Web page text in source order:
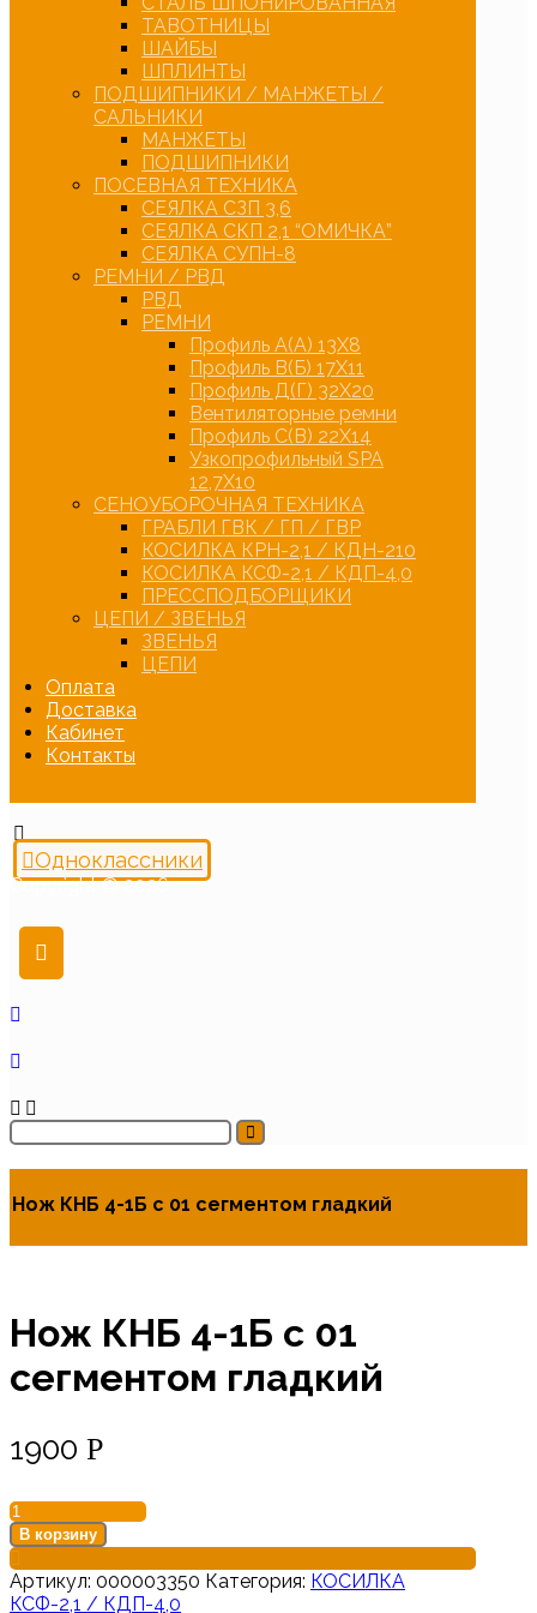
ТАВОТНИЦЫ
ШАЙБЫ
ШПЛИНТЫ
ПОДШИПНИКИ / МАНЖЕТЫ /
САЛЬНИКИ
МАНЖЕТЫ
ПОДШИПНИКИ
ПОСЕВНАЯ ТЕХНИКА
СЕЯЛКА СЗП 3,6
СЕЯЛКА СКП 2,1 “ОМИЧКА”
СЕЯЛКА СУПН-8
РЕМНИ / РВД
РВД
РЕМНИ
Профиль А(А) 13Х8
Профиль В(Б) 17Х11
Профиль Д(Г) 32Х20
Вентиляторные ремни
Профиль С(В) 22Х14
Узкопрофильный SPA
12,7Х10
СЕНОУБОРОЧНАЯ ТЕХНИКА
ГРАБЛИ ГВК / ГП / ГВР
КОСИЛКА КРН-2,1 / КДН-210
КОСИЛКА КСФ-2,1 / КДП-4,0
ПРЕССПОДБОРЩИКИ
ЦЕПИ / ЗВЕНЬЯ
ЗВЕНЬЯ
ЦЕПИ
Оплата
Доставка
Кабинет
Контакты
Одноклассники
Copyright © 2026
Нож КНБ 4-1Б с 01 сегментом гладкий
Нож КНБ 4-1Б с 01
сегментом гладкий
1900 Р
Количество
товара
Нож
КНБ
4-
В корзину
Артикул: 000003350 Категория: КОСИЛКА
КСФ-2,1 / КДП-4,0